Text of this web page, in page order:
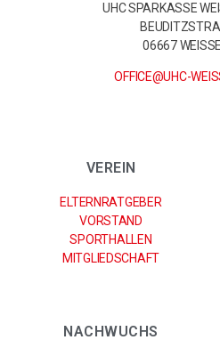
UHC SPARKASSE
06667
OFFICE@UHC-
VEREIN
ELTERNRATGEBER
VORSTAND
SPORTHALLEN
MITGLIEDSCHAFT
NACHWUCHS